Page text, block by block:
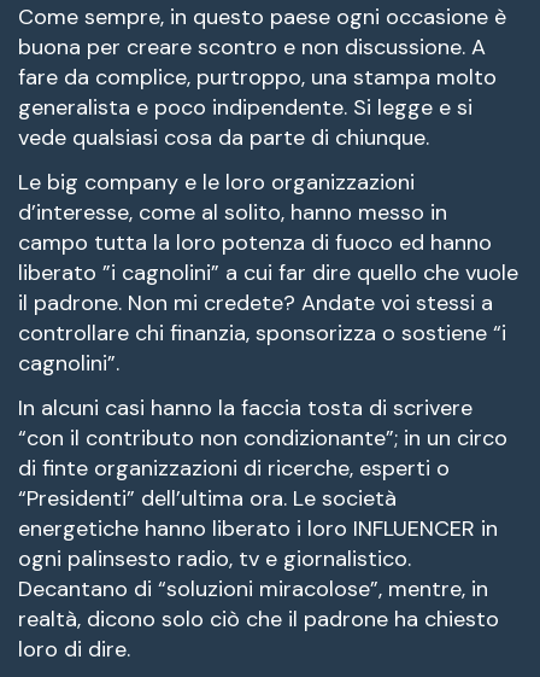
Come sempre, in questo paese ogni occasione è
buona per creare scontro e non discussione. A
fare da complice, purtroppo, una stampa molto
generalista e poco indipendente. Si legge e si
vede qualsiasi cosa da parte di chiunque.
Le big company e le loro organizzazioni
d’interesse, come al solito, hanno messo in
campo tutta la loro potenza di fuoco ed hanno
liberato ”i cagnolini” a cui far dire quello che vuole
il padrone. Non mi credete? Andate voi stessi a
controllare chi finanzia, sponsorizza o sostiene “i
cagnolini”.
In alcuni casi hanno la faccia tosta di scrivere
“con il contributo non condizionante”; in un circo
di finte organizzazioni di ricerche, esperti o
“Presidenti” dell’ultima ora. Le società
energetiche hanno liberato i loro INFLUENCER in
ogni palinsesto radio, tv e giornalistico.
Decantano di “soluzioni miracolose”, mentre, in
realtà, dicono solo ciò che il padrone ha chiesto
loro di dire.